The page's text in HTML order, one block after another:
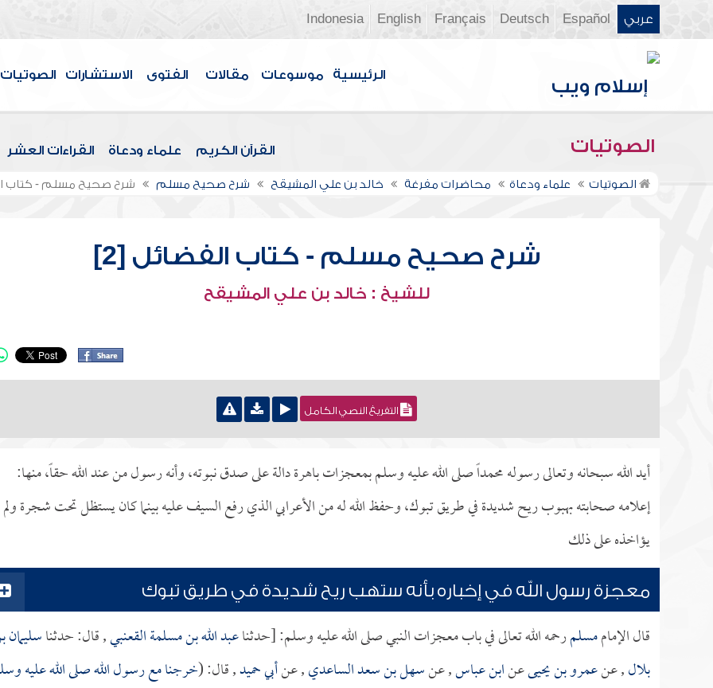
عربي Español
Deutsch
Français
English
Indonesia
الرئيسية موسوعات مقالات الفتوى الاستشارات الصوتيات
الصوتيات القرآن الكريم علماء ودعاة القراءات العشر
الصوتيات علماء ودعاة محاضرات مفرغة خالد بن علي المشيقح شرح صحيح مسلم شرح صحيح مسلم - كتاب
شرح صحيح مسلم - كتاب الفضائل [2]
للشيخ : خالد بن علي المشيقح
التفريغ النصي الكامل
أيد الله سبحانه وتعالى رسوله محمداً صلى الله عليه وسلم بمعجزات باهرة دالة على صدق نبوته، وأنه رسول من عند الله حقاً، منها:
إعلامه صحابته بهبوب ريح شديدة في طريق تبوك، وحفظ الله له من الأعرابي الذي رفع السيف عليه بينما كان يستظل تحت شجرة ولم
يؤاخذه على ذلك
معجزة رسول الله في إخباره بأنه ستهب ريح شديدة في طريق تبوك
قال الإماممسلمرحمه الله تعالى في باب معجزات النبي صلى الله عليه وسلم: [حدثناعبد الله بن مسلمة القعنبي, قال: حدثناسليمان
بلال, عنعمرو بن يحيىعنابن عباس, عنسهل بن سعد الساعدي, عنأبي حميد, قال: (خرجنا مع رسول الله صلى الله عليه